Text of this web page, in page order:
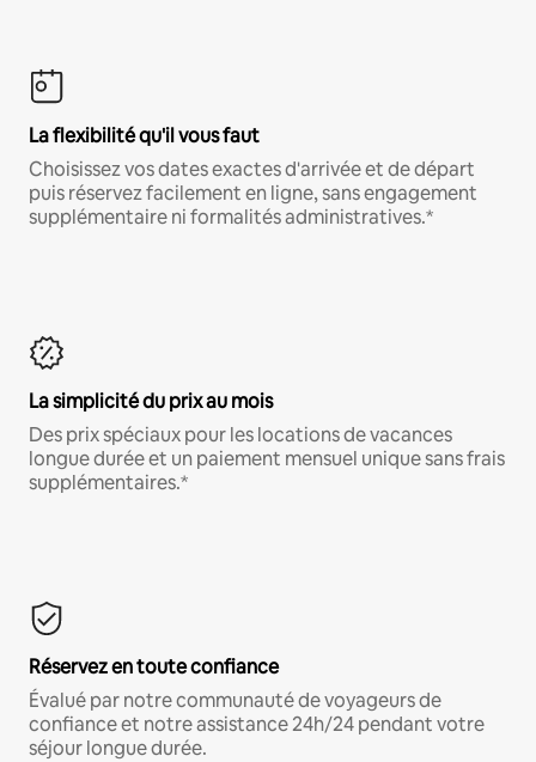
La flexibilité qu'il vous faut
Choisissez vos dates exactes d'arrivée et de départ
puis réservez facilement en ligne, sans engagement
supplémentaire ni formalités administratives.*
La simplicité du prix au mois
Des prix spéciaux pour les locations de vacances
longue durée et un paiement mensuel unique sans frais
supplémentaires.*
Réservez en toute confiance
Évalué par notre communauté de voyageurs de
confiance et notre assistance 24h/24 pendant votre
séjour longue durée.